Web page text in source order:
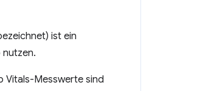
ist ein
Vitals-Messwerte sind